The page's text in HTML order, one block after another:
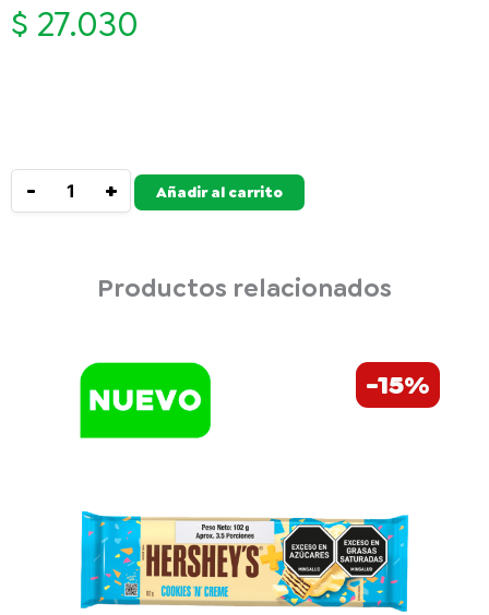
$ 27.030
ECONOPACK
- + Añadir al carrito
Productos relacionados
-15%
precio
actual
HERSHEY'S
WAFER
COOKIES
102G
cantidad